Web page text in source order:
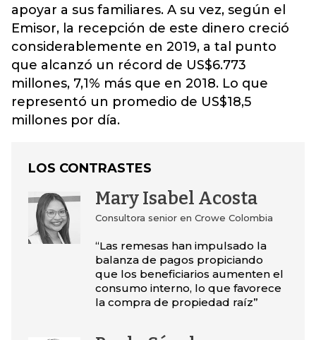
apoyar a sus familiares. A su vez, según el
Emisor, la recepción de este dinero creció
considerablemente en 2019, a tal punto
que alcanzó un récord de US$6.773
millones, 7,1% más que en 2018. Lo que
representó un promedio de US$18,5
millones por día.
LOS CONTRASTES
Mary Isabel Acosta
Consultora senior en Crowe Colombia
“Las remesas han impulsado la
balanza de pagos propiciando
que los beneficiarios aumenten el
consumo interno, lo que favorece
la compra de propiedad raíz”